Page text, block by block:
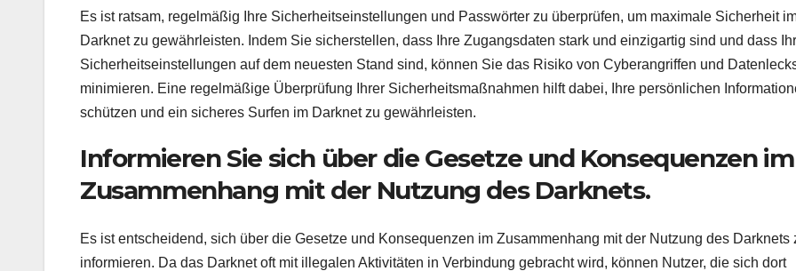
Es ist ratsam, regelmäßig Ihre Sicherheitseinstellungen und Passwörter zu überprüfen, um maximale Sicherheit
Darknet zu gewährleisten. Indem Sie sicherstellen, dass Ihre Zugangsdaten stark und einzigartig sind und dass
Sicherheitseinstellungen auf dem neuesten Stand sind, können Sie das Risiko von Cyberangriffen und
minimieren. Eine regelmäßige Überprüfung Ihrer Sicherheitsmaßnahmen hilft dabei, Ihre persönlichen
schützen und ein sicheres Surfen im Darknet zu gewährleisten.
Informieren Sie sich über die Gesetze und Konsequenzen im
Zusammenhang mit der Nutzung des Darknets.
Es ist entscheidend, sich über die Gesetze und Konsequenzen im Zusammenhang mit der Nutzung des Darknets
informieren. Da das Darknet oft mit illegalen Aktivitäten in Verbindung gebracht wird, können Nutzer, die sich dort